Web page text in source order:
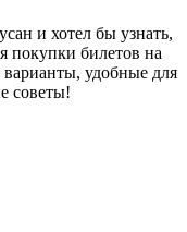
и хотел бы узнать,
покупки билетов на
удобные для
советы!